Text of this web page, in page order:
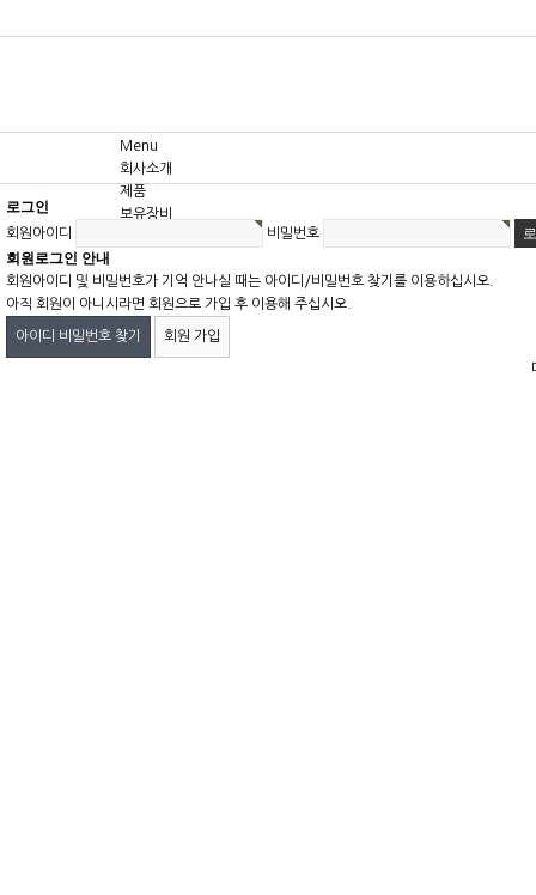
Menu
회사소개
제품
보유장비
로그인
회원아이디 비밀번호
회원로그인 안내
회원아이디 및 비밀번호가 기억 안나실 때는 아이디/비밀번호 찾기를 이용하십시오.
아직 회원이 아니시라면 회원으로 가입 후 이용해 주십시오.
아이디 비밀번호 찾기 회원 가입